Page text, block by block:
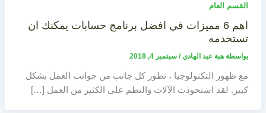
القسم العام
اهم 6 مميزات في افضل برنامج حسابات يمكنك ان
تستخدمه
بواسطة هبة عبد الهادي/ سبتمبر 4, 2018
مع ظهور التكنولوجيا ، تطور كل جانب من جوانب العمل بشكل
كبير. لقد استحوذت الآلات والنظم على الكثير من العمل […]